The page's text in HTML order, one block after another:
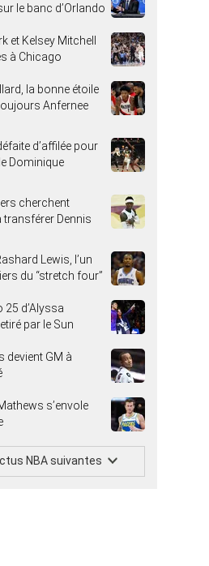
le banc d’Orlando
et Kelsey Mitchell
à Chicago
la bonne étoile
Anfernee
d’affilée pour
Dominique
cherchent
Dennis
Lewis, l’un
du “stretch four”
25 d’Alyssa
par le Sun
devient GM à
s’envole
NBA suivantes